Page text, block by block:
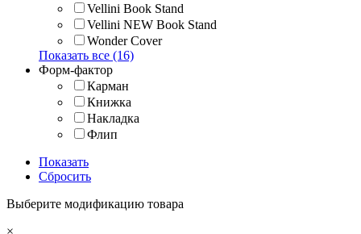
Vellini Book Stand
Vellini NEW Book Stand
Wonder Cover
Показать все (16)
Форм-фактор
Карман
Книжка
Накладка
Флип
Показать
Сбросить
Выберите модификацию товара
×